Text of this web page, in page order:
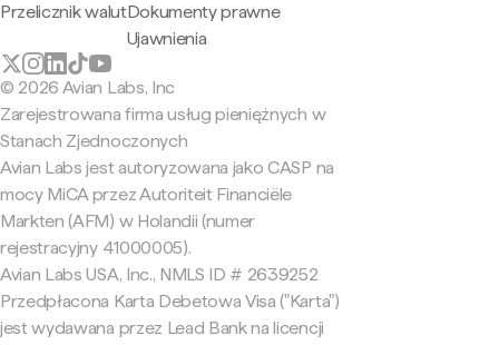
Przelicznik walutDokumenty prawne
Ujawnienia
© 2026 Avian Labs, Inc
Zarejestrowana firma usług pieniężnych w
Stanach Zjednoczonych
Avian Labs jest autoryzowana jako CASP na
mocy MiCA przez Autoriteit Financiële
Markten (AFM) w Holandii (numer
rejestracyjny 41000005).
Avian Labs USA, Inc., NMLS ID # 2639252
Przedpłacona Karta Debetowa Visa ("Karta")
jest wydawana przez Lead Bank na licencji